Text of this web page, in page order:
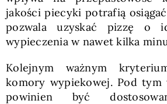
jakości piecyki potrafią
pozwala uzyskać pizzę o
wypieczenia w nawet kilka
Kolejnym ważnym
komory wypiekowej. Pod tym
powinien być